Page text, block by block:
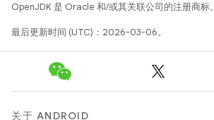
OpenJDK 是 Oracle 和/或其关联公司的注册商标。
最后更新时间 (UTC)：2026-03-06。
关于 ANDROID